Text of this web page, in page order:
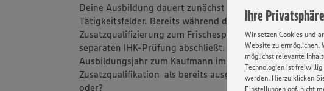
Ihre
Wir setzen Cookies und
Website zu ermöglichen.
möglichst relevante
Technologien ist
werden. Hierzu klicken
Einstellungen ggf. nicht
Deine Ausbildung dauert zunächst zwei Jahre. Dabei
Tätigkeitsfelder. Bereits während deiner Ausbildung
Zusatzqualifizierung zum Frischespezialist (IHK), die du
separaten IHK-Prüfung abschließt. Entweder indem du
Ausbildungsjahr zum Kaufmann im Einzelhandel (m/w/d)
Zusatzqualifikation als bereits ausgelernter Verkäufer
oder?